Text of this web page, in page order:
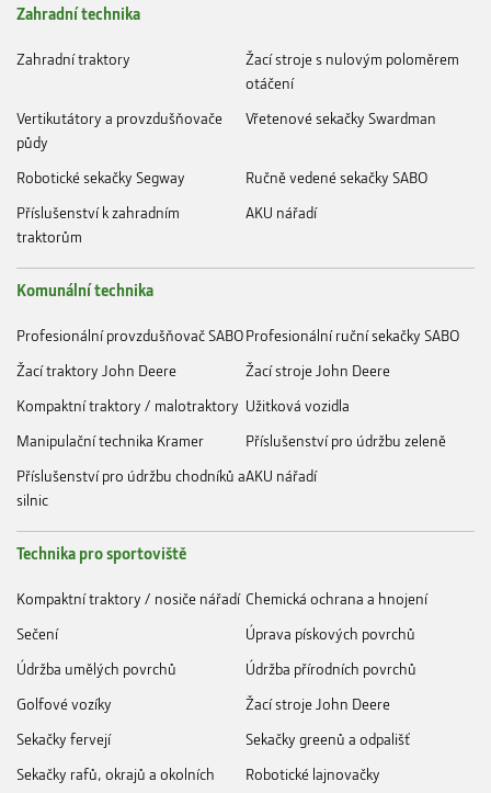
Zahradní technika
Zahradní traktory
Žací stroje s nulovým poloměrem
otáčení
Vertikutátory a provzdušňovače
půdy
Vřetenové sekačky Swardman
Robotické sekačky Segway
Ručně vedené sekačky SABO
Příslušenství k zahradním
traktorům
AKU nářadí
Komunální technika
Profesionální provzdušňovač SABOProfesionální ruční sekačky SABO
Žací traktory John Deere
Žací stroje John Deere
Kompaktní traktory / malotraktory Užitková vozidla
Manipulační technika Kramer
Příslušenství pro údržbu zeleně
Příslušenství pro údržbu chodníků a
silnic
AKU nářadí
Technika pro sportoviště
Kompaktní traktory / nosiče nářadí Chemická ochrana a hnojení
Sečení
Úprava pískových povrchů
Údržba umělých povrchů
Údržba přírodních povrchů
Golfové vozíky
Žací stroje John Deere
Sekačky fervejí
Sekačky greenů a odpališť
Sekačky rafů, okrajů a okolních
Robotické lajnovačky